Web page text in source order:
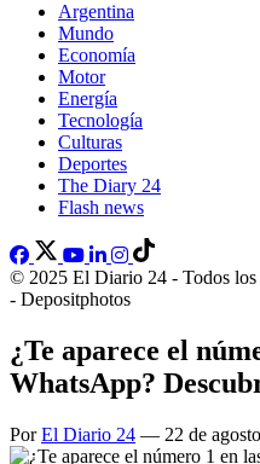
Argentina
Mundo
Economía
Motor
Energía
Tecnología
Culturas
Deportes
The Diary 24
Flash news
© 2025 El Diario 24 - Todos los
- Depositphotos
¿Te aparece el
WhatsApp?
PorEl Diario 24 — 22 de